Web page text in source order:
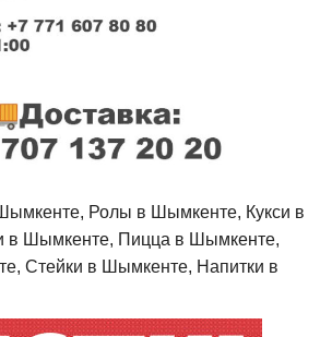
Ролы в Шымкенте, Кукси в
в Шымкенте, Пицца в Шымкенте,
Стейки в Шымкенте, Напитки в